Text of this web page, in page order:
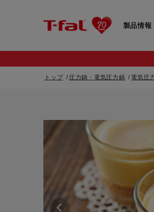
製品情報
すべてのフラ
取っ手つきフラ
取っ手のとれ
電気ケトル一覧
トップ 圧力鍋・電気圧力鍋 電気圧